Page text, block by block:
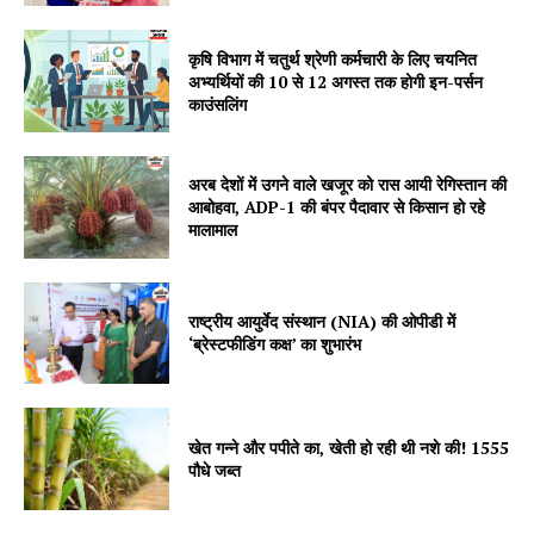
Jagruk Janta
Vishwasniya Hindi Akhbaar
कृषि विभाग में चतुर्थ श्रेणी कर्मचारी के लिए चयनित
अभ्यर्थियों की 10 से 12 अगस्त तक होगी इन-पर्सन
काउंसलिंग
अरब देशों में उगने वाले खजूर को रास आयी रेगिस्तान की
आबोहवा, ADP-1 की बंपर पैदावार से किसान हो रहे
मालामाल
राष्ट्रीय आयुर्वेद संस्थान (NIA) की ओपीडी में
‘ब्रेस्टफीडिंग कक्ष’ का शुभारंभ
खेत गन्ने और पपीते का, खेती हो रही थी नशे की! 1555
पौधे जब्त